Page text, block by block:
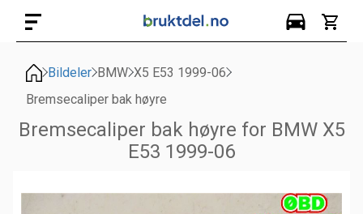
Bildeler BMW X5 E53 1999-06
Bremsecaliper bak høyre
Bremsecaliper bak høyre for BMW X5
E53 1999-06